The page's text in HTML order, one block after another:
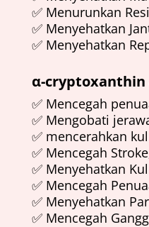
✅ Menurunkan
✅ Menyehatkan
✅ Menyehatkan
α-
✅ Mencegah
✅ Mengobati
✅ mencerahkan
✅ Mencegah
✅ Menyehatkan
✅ Mencegah
✅ Menyehatkan
✅ Mencegah